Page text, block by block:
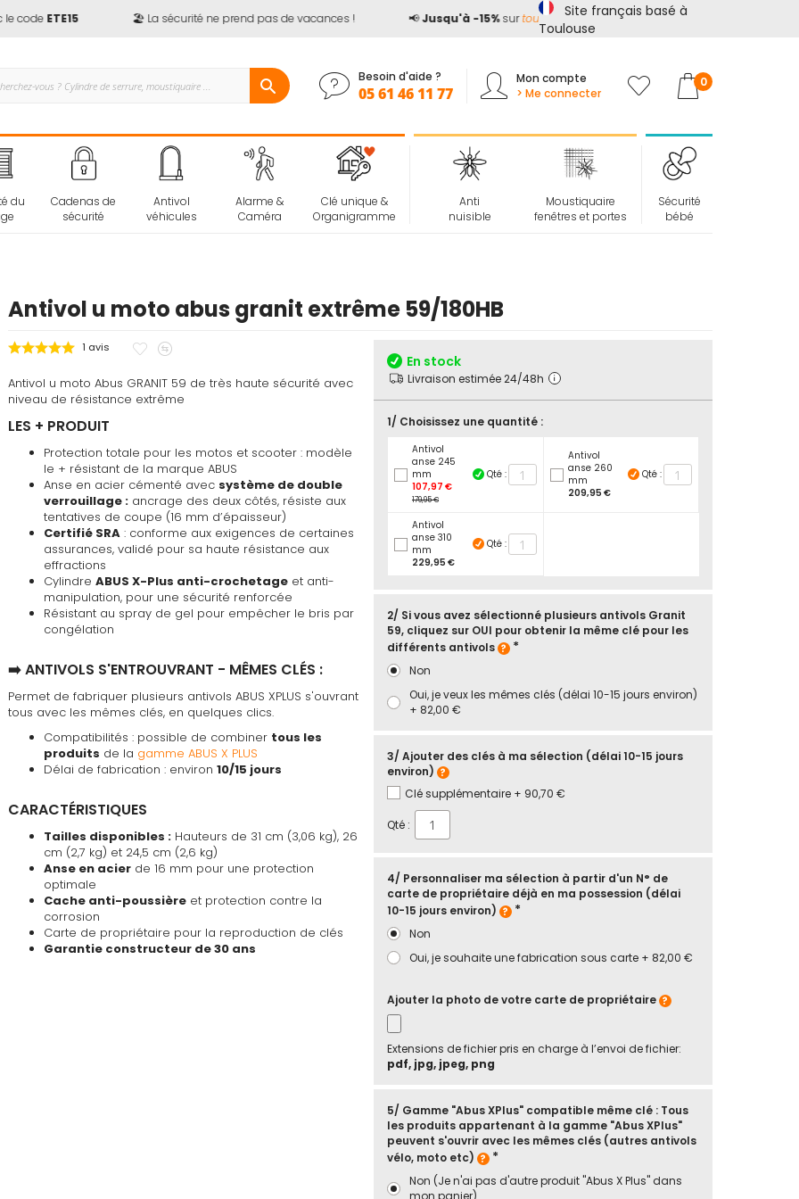
ETE15 🏖️ La sécurité ne prend pas de vacances ! Jusqu'à -15%surtout le site* avec le codeETE15
Site français basé à
Toulouse
Besoin d'aide ?
05 61 46 11 77
Mon compte
> Me connecter
Mon panier
0
du
Cadenas de
sécurité
Antivol
véhicules
Alarme &
Caméra
Clé unique &
Organigramme
Anti
nuisible
Moustiquaire
fenêtres et portes
Sécurité
bébé
Antivol u moto abus granit extrême 59/180HB
1 avis
Ajouter
mes
favoris
comparateur
Antivol u moto Abus GRANIT 59 de très haute sécurité avec
niveau de résistance extrême
LES + PRODUIT
Protection totale pour les motos et scooter : modèle
le + résistant de la marque ABUS
Anse en acier cémenté avec système de double
verrouillage : ancrage des deux côtés, résiste aux
tentatives de coupe (16 mm d’épaisseur)
Certifié SRA : conforme aux exigences de certaines
assurances, validé pour sa haute résistance aux
effractions
Cylindre ABUS X-Plus anti-crochetage et anti-
manipulation, pour une sécurité renforcée
Résistant au spray de gel pour empêcher le bris par
congélation
➡️ ANTIVOLS S'ENTROUVRANT - MÊMES CLÉS :
Permet de fabriquer plusieurs antivols ABUS XPLUS s'ouvrant
tous avec les mêmes clés, en quelques clics.
Compatibilités : possible de combiner tous les
produits de la gamme ABUS X PLUS
Délai de fabrication : environ 10/15 jours
CARACTÉRISTIQUES
Tailles disponibles : Hauteurs de 31 cm (3,06 kg), 26
cm (2,7 kg) et 24,5 cm (2,6 kg)
Anse en acier de 16 mm pour une protection
optimale
Cache anti-poussière et protection contre la
corrosion
Carte de propriétaire pour la reproduction de clés
Garantie constructeur de 30 ans
En stock
Livraison estimée 24/48h
1/ Choisissez une quantité :
Antivol
anse 245
mm
107,97 €
179,95 €
Qté :
Antivol
anse 260
mm
209,95 €
Qté :
Antivol
anse 310
mm
229,95 €
Qté :
2/ Si vous avez sélectionné plusieurs antivols Granit
59, cliquez sur OUI pour obtenir la même clé pour les
différents antivols
Non
Oui, je veux les mêmes clés (délai 10-15 jours environ)
+ 82,00 €
3/ Ajouter des clés à ma sélection (délai 10-15 jours
environ)
Clé supplémentaire + 90,70 €
Qté :
4/ Personnaliser ma sélection à partir d'un N° de
carte de propriétaire déjà en ma possession (délai
10-15 jours environ)
Non
Oui, je souhaite une fabrication sous carte + 82,00 €
Ajouter la photo de votre carte de propriétaire
Extensions de fichier pris en charge à l’envoi de fichier:
pdf, jpg, jpeg, png
5/ Gamme "Abus XPlus" compatible même clé : Tous
les produits appartenant à la gamme "Abus XPlus"
peuvent s'ouvrir avec les mêmes clés (autres antivols
vélo, moto etc)
Non (Je n'ai pas d'autre produit "Abus X Plus" dans